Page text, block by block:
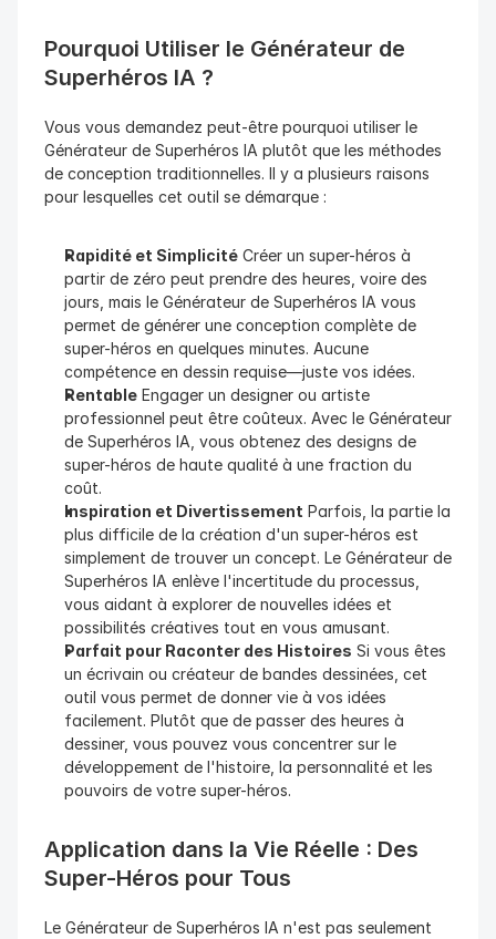
Pourquoi Utiliser le Générateur de
Superhéros IA ?
Vous vous demandez peut-être pourquoi utiliser le
Générateur de Superhéros IA plutôt que les méthodes
de conception traditionnelles. Il y a plusieurs raisons
pour lesquelles cet outil se démarque :
Rapidité et Simplicité Créer un super-héros à
partir de zéro peut prendre des heures, voire des
jours, mais le Générateur de Superhéros IA vous
permet de générer une conception complète de
super-héros en quelques minutes. Aucune
compétence en dessin requise—juste vos idées.
Rentable Engager un designer ou artiste
professionnel peut être coûteux. Avec le Générateur
de Superhéros IA, vous obtenez des designs de
super-héros de haute qualité à une fraction du
coût.
Inspiration et Divertissement Parfois, la partie la
plus difficile de la création d'un super-héros est
simplement de trouver un concept. Le Générateur de
Superhéros IA enlève l'incertitude du processus,
vous aidant à explorer de nouvelles idées et
possibilités créatives tout en vous amusant.
Parfait pour Raconter des Histoires Si vous êtes
un écrivain ou créateur de bandes dessinées, cet
outil vous permet de donner vie à vos idées
facilement. Plutôt que de passer des heures à
dessiner, vous pouvez vous concentrer sur le
développement de l'histoire, la personnalité et les
pouvoirs de votre super-héros.
Application dans la Vie Réelle : Des
Super-Héros pour Tous
Le Générateur de Superhéros IA n'est pas seulement